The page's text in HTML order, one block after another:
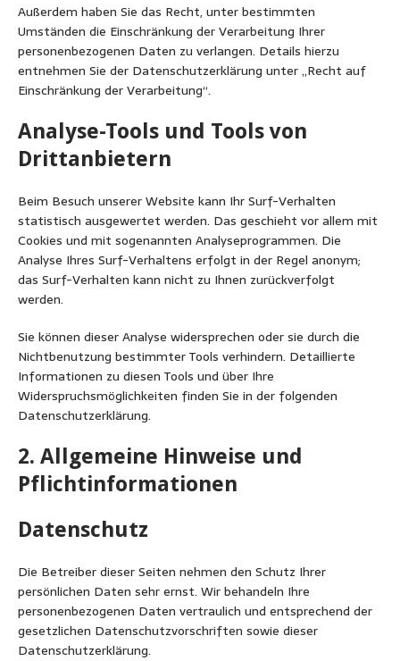
Außerdem haben Sie das Recht, unter bestimmten
Umständen die Einschränkung der Verarbeitung Ihrer
personenbezogenen Daten zu verlangen. Details hierzu
entnehmen Sie der Datenschutzerklärung unter „Recht auf
Einschränkung der Verarbeitung“.
Analyse-Tools und Tools von
Drittanbietern
Beim Besuch unserer Website kann Ihr Surf-Verhalten
statistisch ausgewertet werden. Das geschieht vor allem mit
Cookies und mit sogenannten Analyseprogrammen. Die
Analyse Ihres Surf-Verhaltens erfolgt in der Regel anonym;
das Surf-Verhalten kann nicht zu Ihnen zurückverfolgt
werden.
Sie können dieser Analyse widersprechen oder sie durch die
Nichtbenutzung bestimmter Tools verhindern. Detaillierte
Informationen zu diesen Tools und über Ihre
Widerspruchsmöglichkeiten finden Sie in der folgenden
Datenschutzerklärung.
2. Allgemeine Hinweise und
Pflichtinformationen
Datenschutz
Die Betreiber dieser Seiten nehmen den Schutz Ihrer
persönlichen Daten sehr ernst. Wir behandeln Ihre
personenbezogenen Daten vertraulich und entsprechend der
gesetzlichen Datenschutzvorschriften sowie dieser
Datenschutzerklärung.